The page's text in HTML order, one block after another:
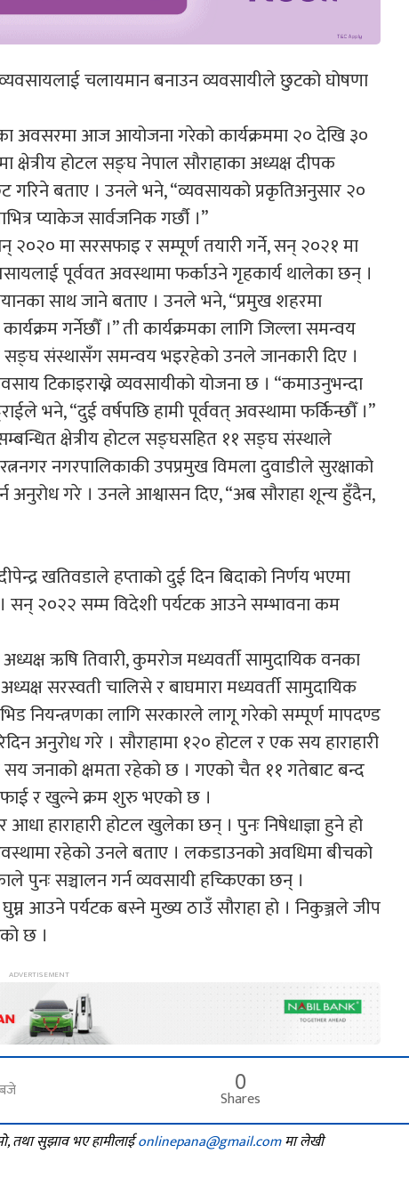
चलायमान बनाउन व्यवसायीले छुटको घोषणा
अवसरमा आज आयोजना गरेको कार्यक्रममा २० देखि ३०
क्षेत्रीय होटल सङ्घ नेपाल सौराहाका अध्यक्ष दीपक
गरिने बताए । उनले भने, “व्यवसायको प्रकृतिअनुसार २०
प्याकेज सार्वजनिक गर्छौ ।”
मा सरसफाइ र सम्पूर्ण तयारी गर्ने, सन् २०२१ मा
पूर्ववत अवस्थामा फर्काउने गृहकार्य थालेका छन् ।
साथ जाने बताए । उनले भने, “प्रमुख शहरमा
गर्नेछौँ ।” ती कार्यक्रमका लागि जिल्ला समन्वय
सङ्घ संस्थासँग समन्वय भइरहेको उनले जानकारी दिए ।
टिकाइराख्ने व्यवसायीको योजना छ । “कमाउनुभन्दा
भने, “दुई वर्षपछि हामी पूर्ववत् अवस्थामा फर्किन्छौँ ।”
क्षेत्रीय होटल सङ्घसहित ११ सङ्घ संस्थाले
नगरपालिकाकी उपप्रमुख विमला दुवाडीले सुरक्षाको
अनुरोध गरे । उनले आश्वासन दिए, “अब सौराहा शून्य हुँदैन,
खतिवडाले हप्ताको दुई दिन बिदाको निर्णय भएमा
सन् २०२२ सम्म विदेशी पर्यटक आउने सम्भावना कम
ऋषि तिवारी, कुमरोज मध्यवर्ती सामुदायिक वनका
सरस्वती चालिसे र बाघमारा मध्यवर्ती सामुदायिक
नियन्त्रणका लागि सरकारले लागू गरेको सम्पूर्ण मापदण्ड
अनुरोध गरे । सौराहामा १२० होटल र एक सय हाराहारी
सय जनाको क्षमता रहेको छ । गएको चैत ११ गतेबाट बन्द
र खुल्ने क्रम शुरु भएको छ ।
हाराहारी होटल खुलेका छन् । पुनः निषेधाज्ञा हुने हो
रहेको उनले बताए । लकडाउनको अवधिमा बीचको
पुनः सञ्चालन गर्न व्यवसायी हच्किएका छन् ।
घुम्न आउने पर्यटक बस्ने मुख्य ठाउँ सौराहा हो । निकुञ्जले जीप
छ ।
0
Shares
तथा सुझाव भए हामीलाईonlinepana@gmail.comमा लेखी